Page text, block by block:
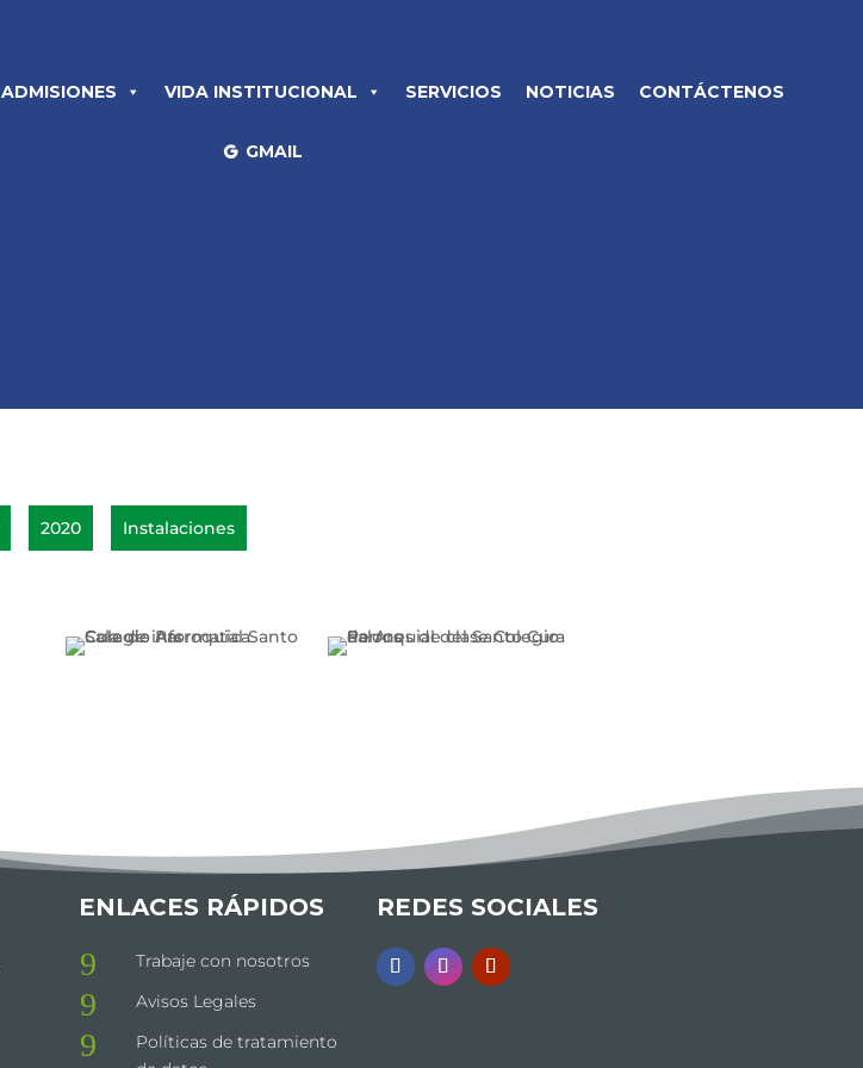
ADMISIONES VIDA INSTITUCIONAL SERVICIOS NOTICIAS CONTÁCTENOS
GMAIL
2020 Instalaciones
ENLACES RÁPIDOS
9 Trabaje con nosotros
9 Avisos Legales
9
Políticas de tratamiento
REDES SOCIALES